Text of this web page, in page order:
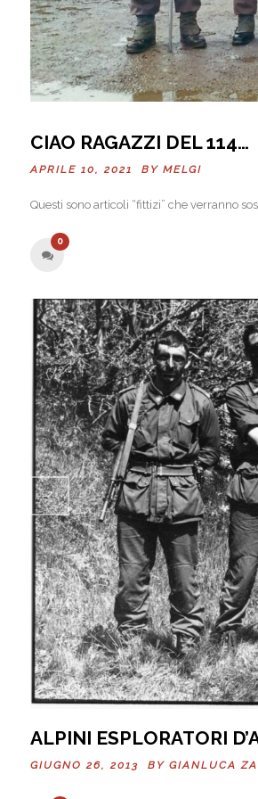
CIAO RAGAZZI DEL 114…
APRILE 10, 2021 BY MELGI
Questi sono articoli “fittizi” che verranno
0
Previo
us
ALPINI ESPLORATORI
GIUGNO 26, 2013 BY GIANLUCA